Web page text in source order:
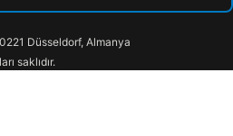
Düsseldorf, Almanya
saklıdır.